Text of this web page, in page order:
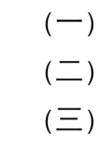
（一
（二
（三